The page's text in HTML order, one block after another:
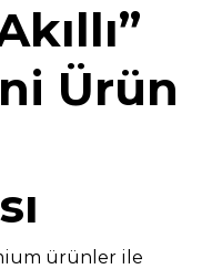
Ürün
ürünler ile